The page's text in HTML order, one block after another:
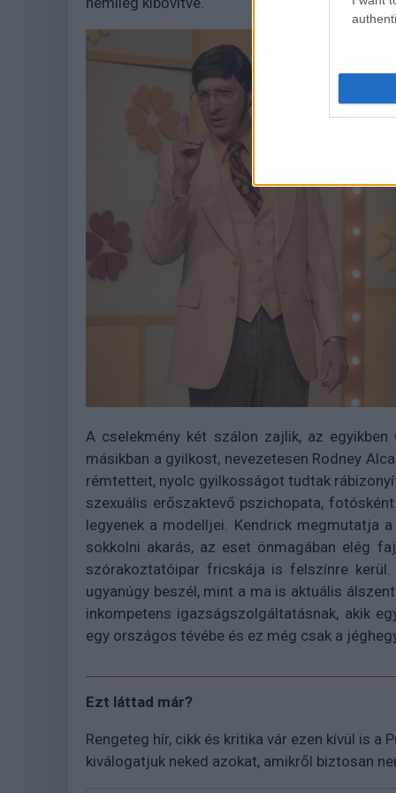
A cselekmény két szálon zajlik, az
másikban a gyilkost, nevezetesen Rodney
rémtetteit, nyolc gyilkosságot tudtak
szexuális erőszaktevő pszichopata,
legyenek a modelljei. Kendrick megmutatja
sokkolni akarás, az eset önmagában elég
szórakoztatóipar fricskája is felszínre
ugyanúgy beszél, mint a ma is aktuális
inkompetens igazságszolgáltatásnak, akik
egy országos tévébe és ez még csak a
Ezt láttad már?
Rengeteg hír, cikk és kritika vár ezen kívül is
kiválogatjuk neked azokat, amikről biztosan